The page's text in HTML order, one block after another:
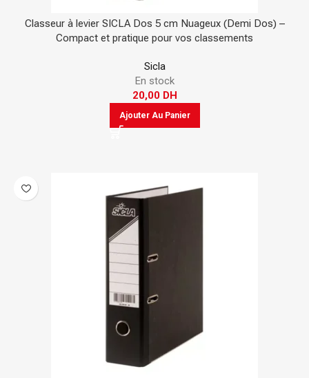
Classeur à levier SICLA Dos 5 cm Nuageux (Demi Dos) –
Compact et pratique pour vos classements
Sicla
En stock
20,00 DH
Ajouter Au Panier